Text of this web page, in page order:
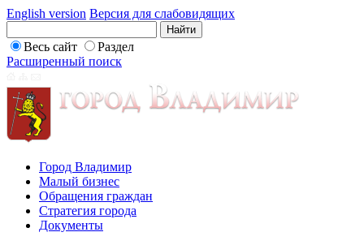
English version Версия для слабовидящих
Весь сайт
Раздел
Расширенный поиск
Город Владимир
Малый бизнес
Обращения граждан
Стратегия города
Документы